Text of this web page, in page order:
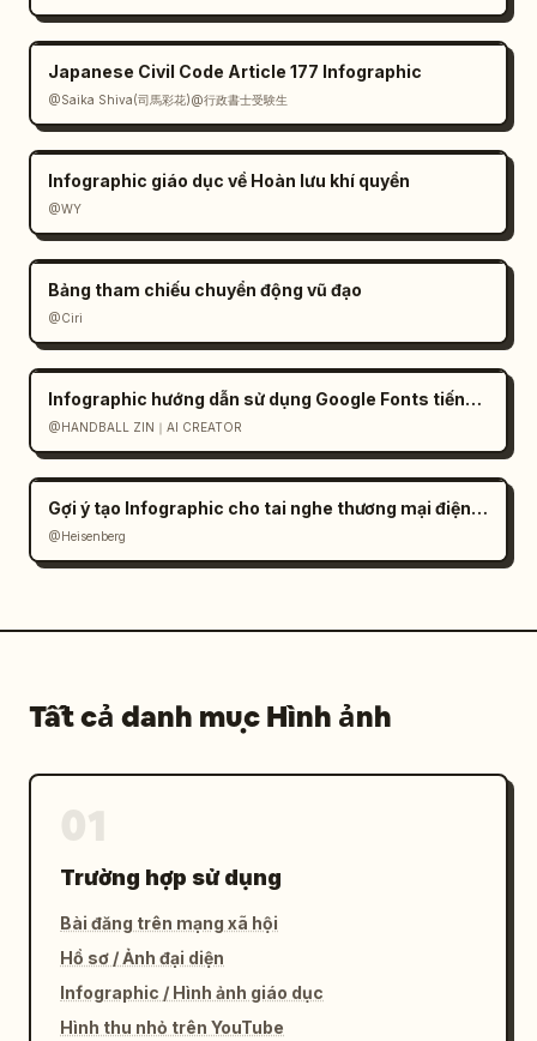
Japanese Civil Code Article 177 Infographic
@Saika Shiva(司馬彩花)@行政書士受験生
Infographic giáo dục về Hoàn lưu khí quyển
@WY
Bảng tham chiếu chuyển động vũ đạo
@Ciri
Infographic hướng dẫn sử dụng Google Fonts tiếng Nhật
@HANDBALL ZIN｜AI CREATOR
Gợi ý tạo Infographic cho tai nghe thương mại điện tử
@Heisenberg
Tất cả danh mục Hình ảnh
Trường hợp sử dụng
Bài đăng trên mạng xã hội
Hồ sơ / Ảnh đại diện
Infographic / Hình ảnh giáo dục
Hình thu nhỏ trên YouTube